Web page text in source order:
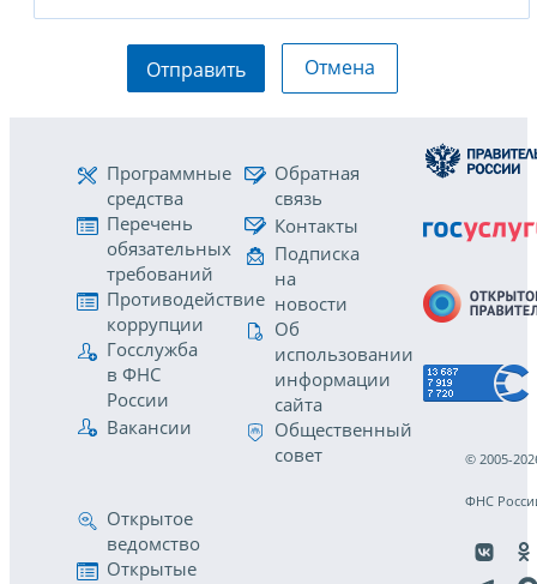
Отправить Отмена
Программные
средства
Перечень
обязательных
требований
Противодействие
коррупции
Госслужба
в ФНС
России
Вакансии
Обратная
связь
Контакты
Подписка
на
новости
Об
использовании
информации
сайта
Общественный
совет
Открытое
ведомство
Открытые
© 2005-
ФНС